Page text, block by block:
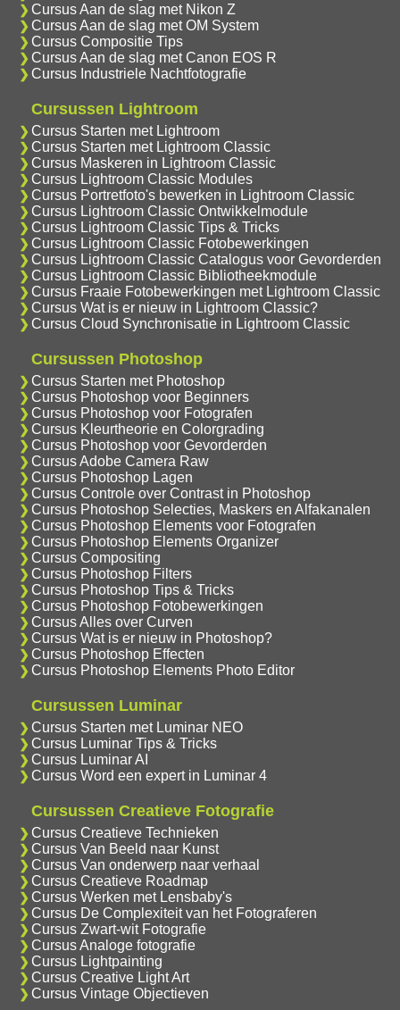
Cursus Aan de slag met Nikon Z
Cursus Aan de slag met OM System
Cursus Compositie Tips
Cursus Aan de slag met Canon EOS R
Cursus Industriele Nachtfotografie
Cursussen Lightroom
Cursus Starten met Lightroom
Cursus Starten met Lightroom Classic
Cursus Maskeren in Lightroom Classic
Cursus Lightroom Classic Modules
Cursus Portretfoto's bewerken in Lightroom Classic
Cursus Lightroom Classic Ontwikkelmodule
Cursus Lightroom Classic Tips & Tricks
Cursus Lightroom Classic Fotobewerkingen
Cursus Lightroom Classic Catalogus voor Gevorderden
Cursus Lightroom Classic Bibliotheekmodule
Cursus Fraaie Fotobewerkingen met Lightroom Classic
Cursus Wat is er nieuw in Lightroom Classic?
Cursus Cloud Synchronisatie in Lightroom Classic
Cursussen Photoshop
Cursus Starten met Photoshop
Cursus Photoshop voor Beginners
Cursus Photoshop voor Fotografen
Cursus Kleurtheorie en Colorgrading
Cursus Photoshop voor Gevorderden
Cursus Adobe Camera Raw
Cursus Photoshop Lagen
Cursus Controle over Contrast in Photoshop
Cursus Photoshop Selecties, Maskers en Alfakanalen
Cursus Photoshop Elements voor Fotografen
Cursus Photoshop Elements Organizer
Cursus Compositing
Cursus Photoshop Filters
Cursus Photoshop Tips & Tricks
Cursus Photoshop Fotobewerkingen
Cursus Alles over Curven
Cursus Wat is er nieuw in Photoshop?
Cursus Photoshop Effecten
Cursus Photoshop Elements Photo Editor
Cursussen Luminar
Cursus Starten met Luminar NEO
Cursus Luminar Tips & Tricks
Cursus Luminar AI
Cursus Word een expert in Luminar 4
Cursussen Creatieve Fotografie
Cursus Creatieve Technieken
Cursus Van Beeld naar Kunst
Cursus Van onderwerp naar verhaal
Cursus Creatieve Roadmap
Cursus Werken met Lensbaby's
Cursus De Complexiteit van het Fotograferen
Cursus Zwart-wit Fotografie
Cursus Analoge fotografie
Cursus Lightpainting
Cursus Creative Light Art
Cursus Vintage Objectieven